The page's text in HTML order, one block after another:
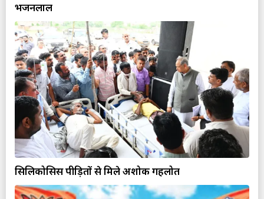
भजनलाल
सिलिकोसिस पीड़ितों से मिले अशोक गहलोत